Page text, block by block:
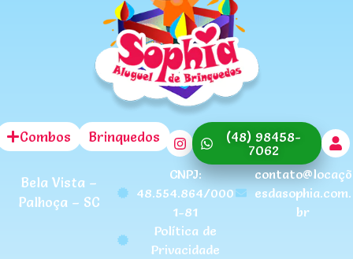
Combos Brinquedos
(48) 98458-
7062
Bela Vista –
Palhoça – SC
CNPJ:
48.554.864/000
1-81
Política de
Privacidade
contato@locaçõ
esdasophia.com.
br